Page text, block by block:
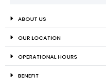
ABOUT US
OUR LOCATION
OPERATIONAL HOURS
BENEFIT